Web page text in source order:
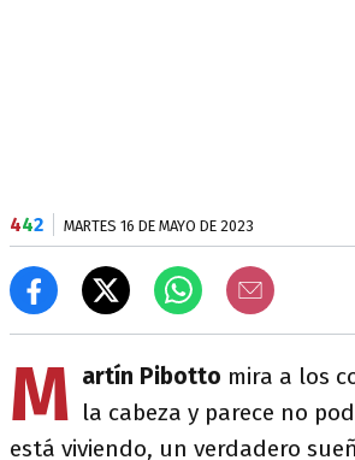
442 MARTES 16 DE MAYO DE 2023
M artín Pibotto mira a los
la cabeza y parece no
está viviendo, un verdadero